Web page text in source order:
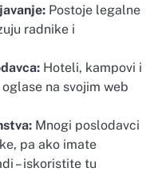
Postoje legalne
radnike i
Hoteli, kampovi i
na svojim web
Mnogi poslodavci
pa ako imate
– iskoristite tu